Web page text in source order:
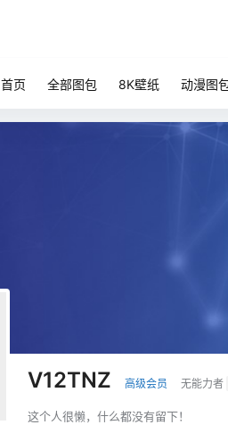
首页 全部图包 8K壁纸 动漫图
V12TNZ 高级会员 无能力者
这个人很懒，什么都没有留下！